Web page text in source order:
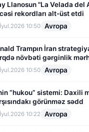
Llanosun "La Velada del
rekordları alt-üst etdi
10:50 Avropa
Trampın İran
növbəti gərginlik
10:50 Avropa
“hukou” sistemi: Daxili
görünməz sədd
10:22 Avropa